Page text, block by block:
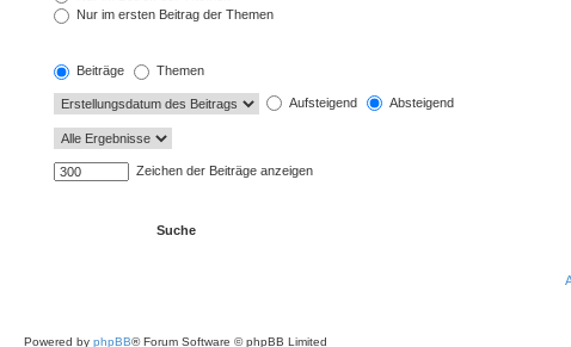
Nur im ersten Beitrag der Themen
Beiträge Themen
Aufsteigend Absteigend
Zeichen der Beiträge anzeigen
Powered by phpBB® Forum Software © phpBB Limited